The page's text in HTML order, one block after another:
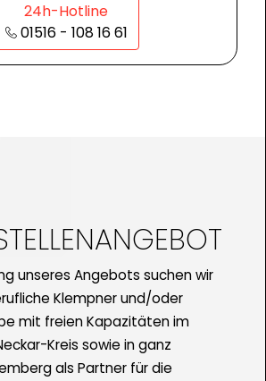
24h-Hotline
01516 - 108 16 61
unseres Angebots suchen wir
Klempner und/oder
mit freien Kapazitäten im
Kreis sowie in ganz
als Partner für die